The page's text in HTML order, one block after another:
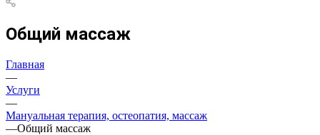
Общий массаж
Главная
—
Услуги
—
Мануальная терапия, остеопатия, массаж
—Общий массаж